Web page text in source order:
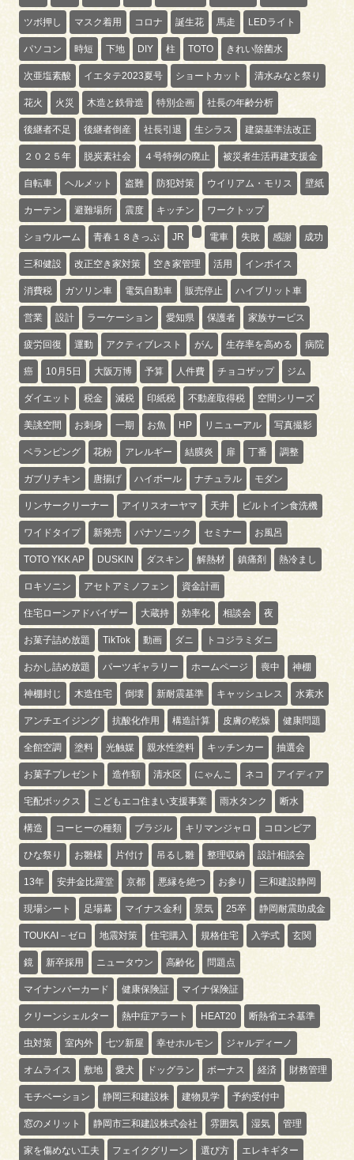
ツボ押し マスク着用 コロナ 誕生花 馬走 LEDライト
パソコン 時短 下地 DIY 柱 TOTO きれい除菌水
次亜塩素酸 イエタテ2023夏号 ショートカット 清水みなと祭り
花火 火災 木造と鉄骨造 特別企画 社長の年齢分析
後継者不足 後継者倒産 社長引退 生シラス 建築基準法改正
２０２５年 脱炭素社会 ４号特例の廃止 被災者生活再建支援金
自転車 ヘルメット 盗難 防犯対策 ウイリアム・モリス 壁紙
カーテン 避難場所 震度 キッチン ワークトップ
ショウルーム 青春１８きっぷ JR 電車 失敗 感謝 成功
三和健設 改正空き家対策 空き家管理 活用 インボイス
消費税 ガソリン車 電気自動車 販売停止 ハイブリット車
営業 設計 ラーケーション 愛知県 保護者 家族サービス
疲労回復 運動 アクティブレスト がん 生存率を高める 病院
癌 10月5日 大阪万博 予算 人件費 チョコザップ ジム
ダイエット 税金 減税 印紙税 不動産取得税 空間シリーズ
美誂空間 お刺身 一期 お魚 HP リニューアル 写真撮影
ベランピング 花粉 アレルギー 結膜炎 扉 丁番 調整
ガブリチキン 唐揚げ ハイボール ナチュラル モダン
リンサークリーナー アイリスオーヤマ 天井 ビルトイン食洗機
ワイドタイプ 新発売 パナソニック セミナー お風呂
TOTO YKK AP DUSKIN ダスキン 解熱材 鎮痛剤 熱冷まし
ロキソニン アセトアミノフェン 資金計画
住宅ローンアドバイザー 大蔵持 効率化 相談会 夜
お菓子詰め放題 TikTok 動画 ダニ トコジラミダニ
おかし詰め放題 パーツギャラリー ホームページ 喪中 神棚
神棚封じ 木造住宅 倒壊 新耐震基準 キャッシュレス 水素水
アンチエイジング 抗酸化作用 構造計算 皮膚の乾燥 健康問題
全館空調 塗料 光触媒 親水性塗料 キッチンカー 抽選会
お菓子プレゼント 造作額 清水区 にゃんこ ネコ アイディア
宅配ボックス こどもエコ住まい支援事業 雨水タンク 断水
構造 コーヒーの種類 ブラジル キリマンジャロ コロンビア
ひな祭り お雛様 片付け 吊るし雛 整理収納 設計相談会
13年 安井金比羅堂 京都 悪縁を絶つ お参り 三和建設静岡
現場シート 足場幕 マイナス金利 景気 25卒 静岡耐震助成金
TOUKAI－ゼロ 地震対策 住宅購入 規格住宅 入学式 玄関
鏡 新卒採用 ニュータウン 高齢化 問題点
マイナンバーカード 健康保険証 マイナ保険証
クリーンシェルター 熱中症アラート HEAT20 断熱省エネ基準
虫対策 室内外 七ツ新屋 幸せホルモン ジャルディーノ
オムライス 敷地 愛犬 ドッグラン ボーナス 経済 財務管理
モチベーション 静岡三和建設株 建物見学 予約受付中
窓のメリット 静岡市三和建設株式会社 雰囲気 湿気 管理
家を傷めない工夫 フェイクグリーン 選び方 エレキギター